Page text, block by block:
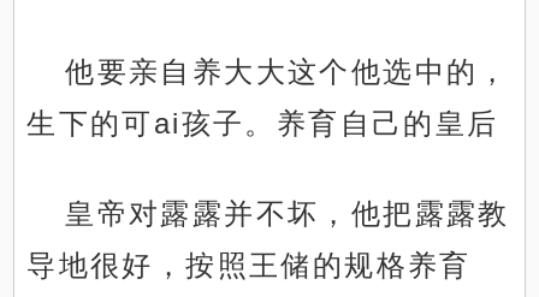
他要亲自养大大这个他选中的，
生下的可ai孩子。养育自己的皇后
皇帝对露露并不坏，他把露露教
导地很好，按照王储的规格养育